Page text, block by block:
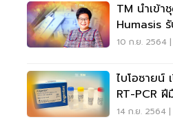
TM นำเข้า
Humasis
10 ก.ย. 2564 |
ไบโอซายน์
RT-PCR
14 ก.ย. 2564